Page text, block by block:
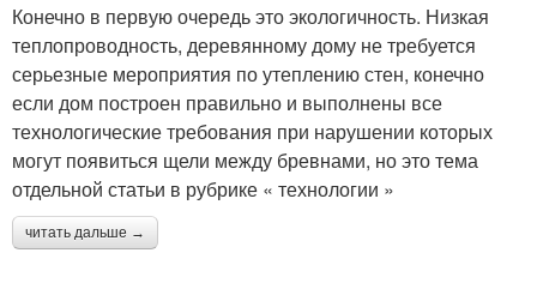
Конечно в первую очередь это экологичность. Низкая
теплопроводность, деревянному дому не требуется
серьезные мероприятия по утеплению стен, конечно
если дом построен правильно и выполнены все
технологические требования при нарушении которых
могут появиться щели между бревнами, но это тема
отдельной статьи в рубрике « технологии »
читать дальше →